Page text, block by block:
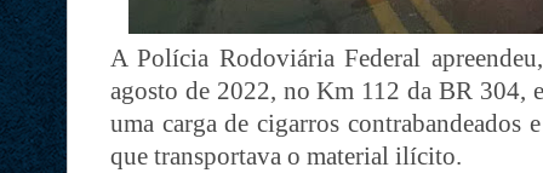
A Polícia Rodoviária Federal
agosto de 2022, no Km 112 da BR 304,
uma carga de cigarros contrabandeados
que transportava o material ilícito.